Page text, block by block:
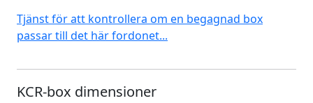
Tjänst för att kontrollera om en begagnad box
passar till det här fordonet...
KCR-box dimensioner